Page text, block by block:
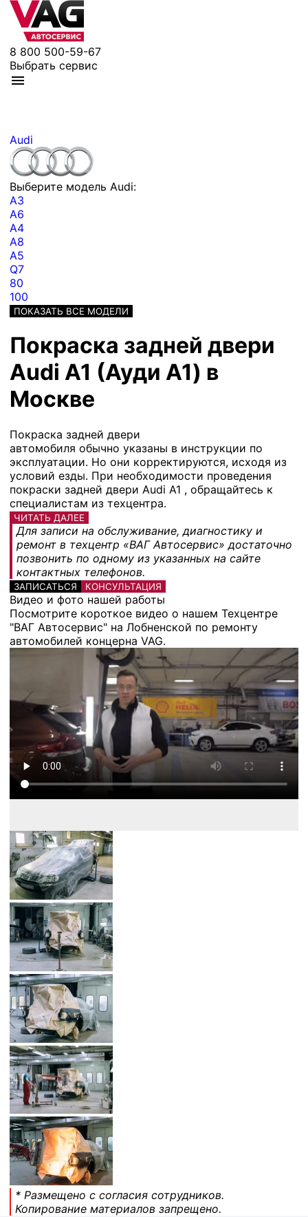
8 800 500-59-67
Выбрать сервис
Audi
Выберите модель Audi:
A3
A6
A4
A8
A5
Q7
80
100
ПОКАЗАТЬ ВСЕ МОДЕЛИ
Покраска задней двери
Audi A1 (Ауди А1) в
Москве
Покраска задней двери
автомобиля обычно указаны в инструкции по
эксплуатации. Но они корректируются, исходя из
условий езды. При необходимости проведения
покраски задней двери Audi A1 , обращайтесь к
специалистам из техцентра.
ЧИТАТЬ ДАЛЕЕ
Для записи на обслуживание, диагностику и
ремонт в техцентр «ВАГ Автосервис» достаточно
позвонить по одному из указанных на сайте
контактных телефонов.
ЗАПИСАТЬСЯ КОНСУЛЬТАЦИЯ
Видео и фото нашей работы
Посмотрите короткое видео о нашем Техцентре
"ВАГ Автосервис" на Лобненской по ремонту
автомобилей концерна VAG.
* Размещено с согласия сотрудников.
Копирование материалов запрещено.